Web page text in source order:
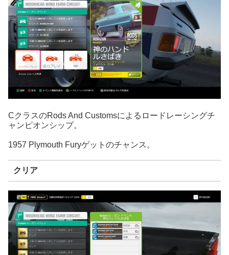
CクラスのRods And Customsによるロードレーシングチ
ャンピオンシップ。
1957 Plymouth Furyゲットのチャンス。
クリア